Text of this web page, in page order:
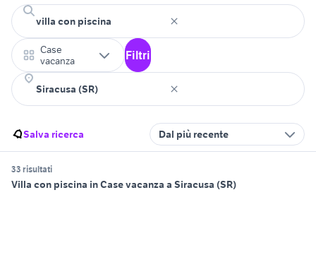
Case
vacanza
Filtri
Salva ricerca Dal più recente
33 risultati
Villa con piscina in Case vacanza a Siracusa (SR)